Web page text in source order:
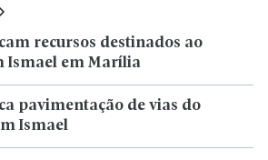
recursos destinados ao
Ismael em Marília
pavimentação de vias do
Ismael